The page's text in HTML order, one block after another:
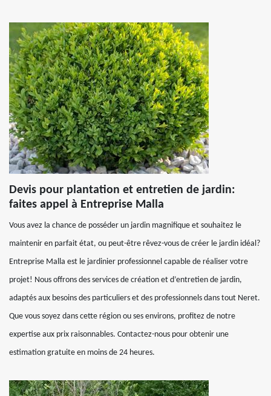
Devis pour plantation et entretien de jardin:
faites appel à Entreprise Malla
Vous avez la chance de posséder un jardin magnifique et souhaitez le
maintenir en parfait état, ou peut-être rêvez-vous de créer le jardin idéal?
Entreprise Malla est le jardinier professionnel capable de réaliser votre
projet! Nous offrons des services de création et d’entretien de jardin,
adaptés aux besoins des particuliers et des professionnels dans tout Neret.
Que vous soyez dans cette région ou ses environs, profitez de notre
expertise aux prix raisonnables. Contactez-nous pour obtenir une
estimation gratuite en moins de 24 heures.